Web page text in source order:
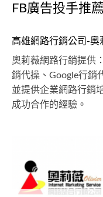
FB廣告投手推薦
高雄網路行銷公司-奧
奧莉薇網路行銷提供
銷代操、Google行銷
並提供企業網路行銷
成功合作的經驗。